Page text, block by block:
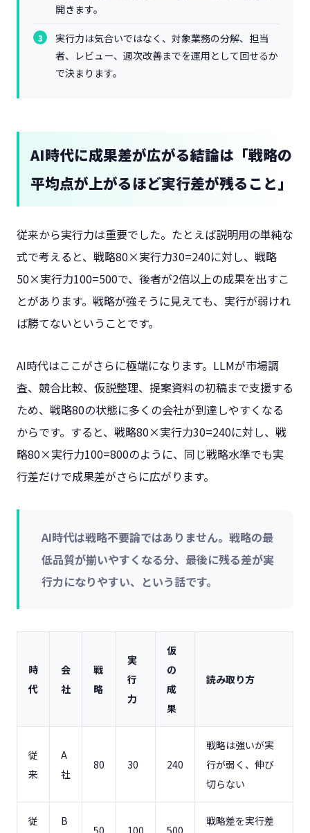
開きます。
実行力は気合いではなく、対象業務の分解、担当
者、レビュー、週次改善までを運用として回せるか
で決まります。
AI時代に成果差が広がる結論は「戦略の
平均点が上がるほど実行差が残ること」
従来から実行力は重要でした。たとえば説明用の単純な
式で考えると、戦略80×実行力30=240に対し、戦略
50×実行力100=500で、後者が2倍以上の成果を出すこ
とがあります。戦略が強そうに見えても、実行が弱けれ
ば勝てないということです。
AI時代はここがさらに極端になります。LLMが市場調
査、競合比較、仮説整理、提案資料の初稿まで支援する
ため、戦略80の状態に多くの会社が到達しやすくなる
からです。すると、戦略80×実行力30=240に対し、戦
略80×実行力100=800のように、同じ戦略水準でも実
行差だけで成果差がさらに広がります。
AI時代は戦略不要論ではありません。戦略の最
低品質が揃いやすくなる分、最後に残る差が実
行力になりやすい、という話です。
時
代
会
社
戦
略
実
行
力
仮
の
成
果
読み取り方
従
来
A
社
80 30 240
戦略は強いが実
行が弱く、伸び
切らない
従
B
50 100 500
戦略差を実行差